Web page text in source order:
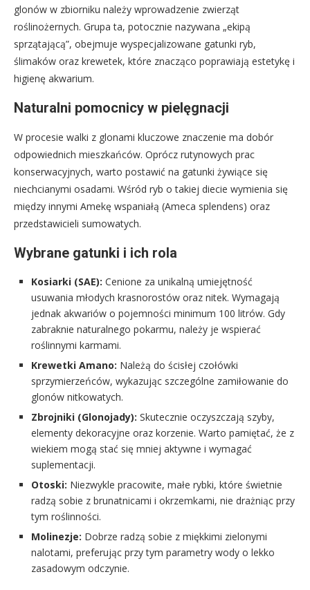
glonów w zbiorniku należy wprowadzenie zwierząt
roślinożernych. Grupa ta, potocznie nazywana „ekipą
sprzątającą”, obejmuje wyspecjalizowane gatunki ryb,
ślimaków oraz krewetek, które znacząco poprawiają estetykę i
higienę akwarium.
Naturalni pomocnicy w pielęgnacji
W procesie walki z glonami kluczowe znaczenie ma dobór
odpowiednich mieszkańców. Oprócz rutynowych prac
konserwacyjnych, warto postawić na gatunki żywiące się
niechcianymi osadami. Wśród ryb o takiej diecie wymienia się
między innymi Amekę wspaniałą (Ameca splendens) oraz
przedstawicieli sumowatych.
Wybrane gatunki i ich rola
Kosiarki (SAE): Cenione za unikalną umiejętność
usuwania młodych krasnorostów oraz nitek. Wymagają
jednak akwariów o pojemności minimum 100 litrów. Gdy
zabraknie naturalnego pokarmu, należy je wspierać
roślinnymi karmami.
Krewetki Amano: Należą do ścisłej czołówki
sprzymierzeńców, wykazując szczególne zamiłowanie do
glonów nitkowatych.
Zbrojniki (Glonojady): Skutecznie oczyszczają szyby,
elementy dekoracyjne oraz korzenie. Warto pamiętać, że z
wiekiem mogą stać się mniej aktywne i wymagać
suplementacji.
Otoski: Niezwykle pracowite, małe rybki, które świetnie
radzą sobie z brunatnicami i okrzemkami, nie drażniąc przy
tym roślinności.
Molinezje: Dobrze radzą sobie z miękkimi zielonymi
nalotami, preferując przy tym parametry wody o lekko
zasadowym odczynie.